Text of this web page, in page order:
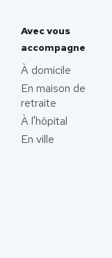
Avec vous
accompagne
À domicile
En maison de
retraite
À l'hôpital
En ville